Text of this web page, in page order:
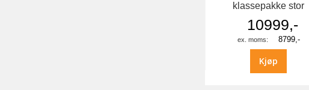
klassepakke stor
10999,-
8799,-
Kjøp